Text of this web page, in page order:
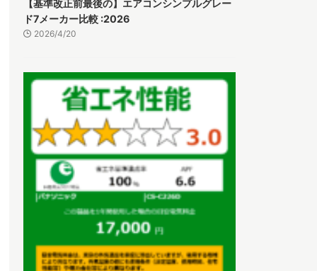
【基準改正前最後の】エアコンシンプルグレー
ド7メーカー比較 :2026
2026/4/20